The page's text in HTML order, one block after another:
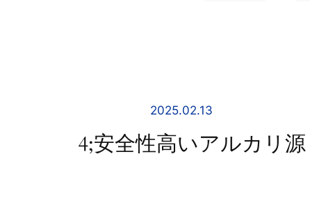
2025.02.13
4;安全性高いアルカリ